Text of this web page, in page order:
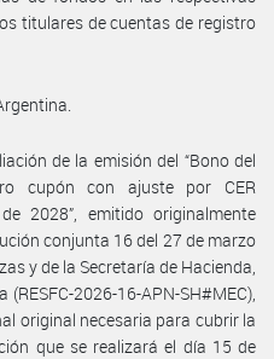
titulares de cuentas de registro
de la emisión del “Bono del
cupón con ajuste por CER
2028”, emitido originalmente
conjunta 16 del 27 de marzo
y de la Secretaría de Hacienda,
2026-16-APN-SH#MEC),
original necesaria para cubrir la
que se realizará el día 15 de